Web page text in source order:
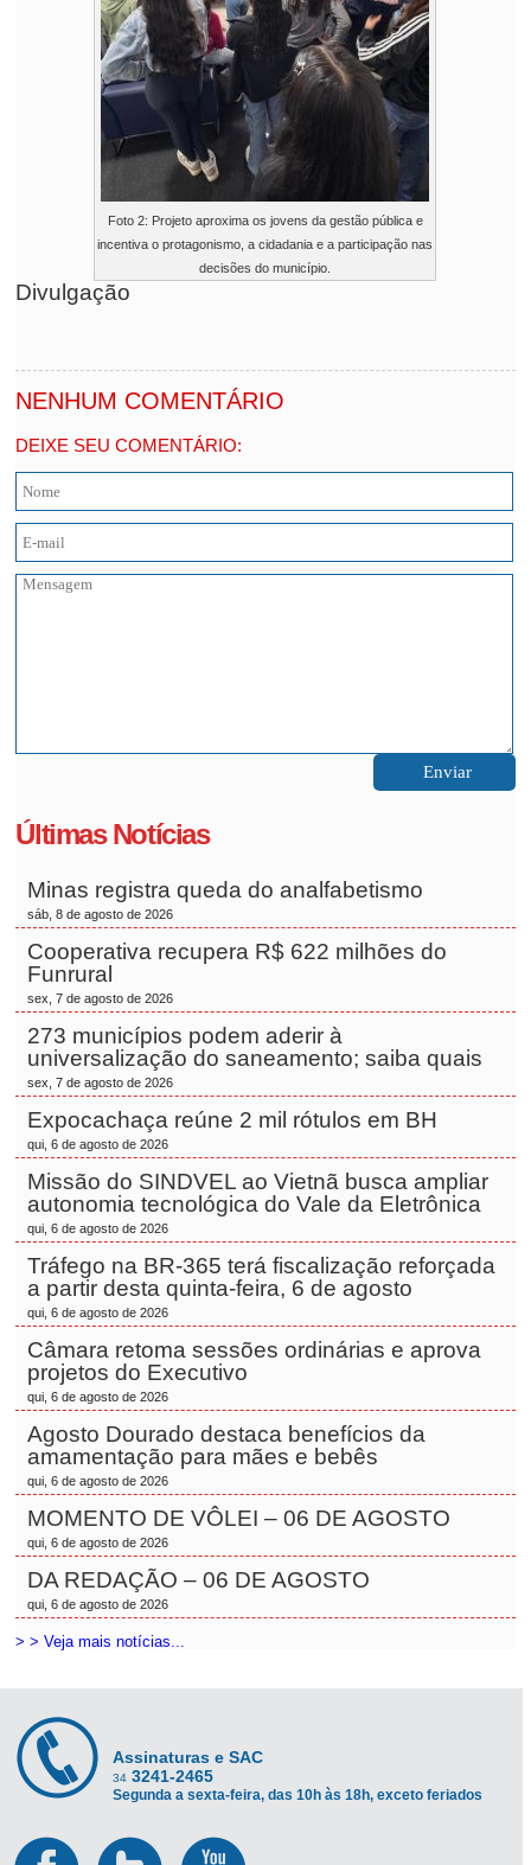
Foto 2: Projeto aproxima os jovens da gestão pública e
incentiva o protagonismo, a cidadania e a participação nas
decisões do município.
Divulgação
NENHUM COMENTÁRIO
DEIXE SEU COMENTÁRIO:
Últimas Notícias
Minas registra queda do analfabetismo
sáb, 8 de agosto de 2026
Cooperativa recupera R$ 622 milhões do
Funrural
sex, 7 de agosto de 2026
273 municípios podem aderir à
universalização do saneamento; saiba quais
sex, 7 de agosto de 2026
Expocachaça reúne 2 mil rótulos em BH
qui, 6 de agosto de 2026
Missão do SINDVEL ao Vietnã busca ampliar
autonomia tecnológica do Vale da Eletrônica
qui, 6 de agosto de 2026
Tráfego na BR-365 terá fiscalização reforçada
a partir desta quinta-feira, 6 de agosto
qui, 6 de agosto de 2026
Câmara retoma sessões ordinárias e aprova
projetos do Executivo
qui, 6 de agosto de 2026
Agosto Dourado destaca benefícios da
amamentação para mães e bebês
qui, 6 de agosto de 2026
MOMENTO DE VÔLEI – 06 DE AGOSTO
qui, 6 de agosto de 2026
DA REDAÇÃO – 06 DE AGOSTO
qui, 6 de agosto de 2026
> > Veja mais notícias...
Assinaturas e SAC
34 3241-2465
Segunda a sexta-feira, das 10h às 18h, exceto feriados